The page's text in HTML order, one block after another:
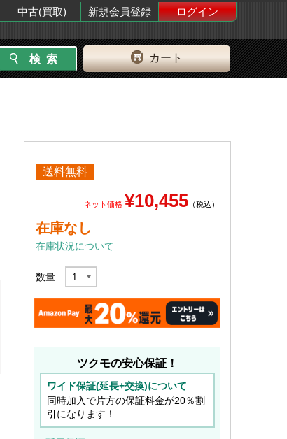
中古(買取) 新規会員登録
ログイン
カート
送料無料
ネット価格 ¥10,455 （税込）
在庫なし
在庫状況について
数量
ツクモの安心保証！
ワイド保証(延長+交換)について
同時加入で片方の保証料金が20％割
引になります！